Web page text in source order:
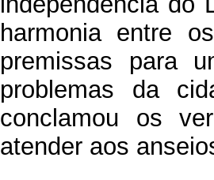
harmonia entre
premissas para
problemas da
conclamou os
atender aos